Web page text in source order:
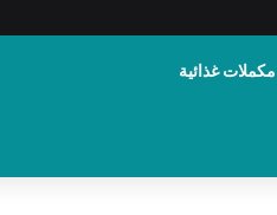
مكملات غذائية